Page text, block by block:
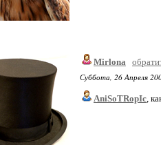
Mirlona
Суббота, 26 Апреля
AniSoTRopIc,